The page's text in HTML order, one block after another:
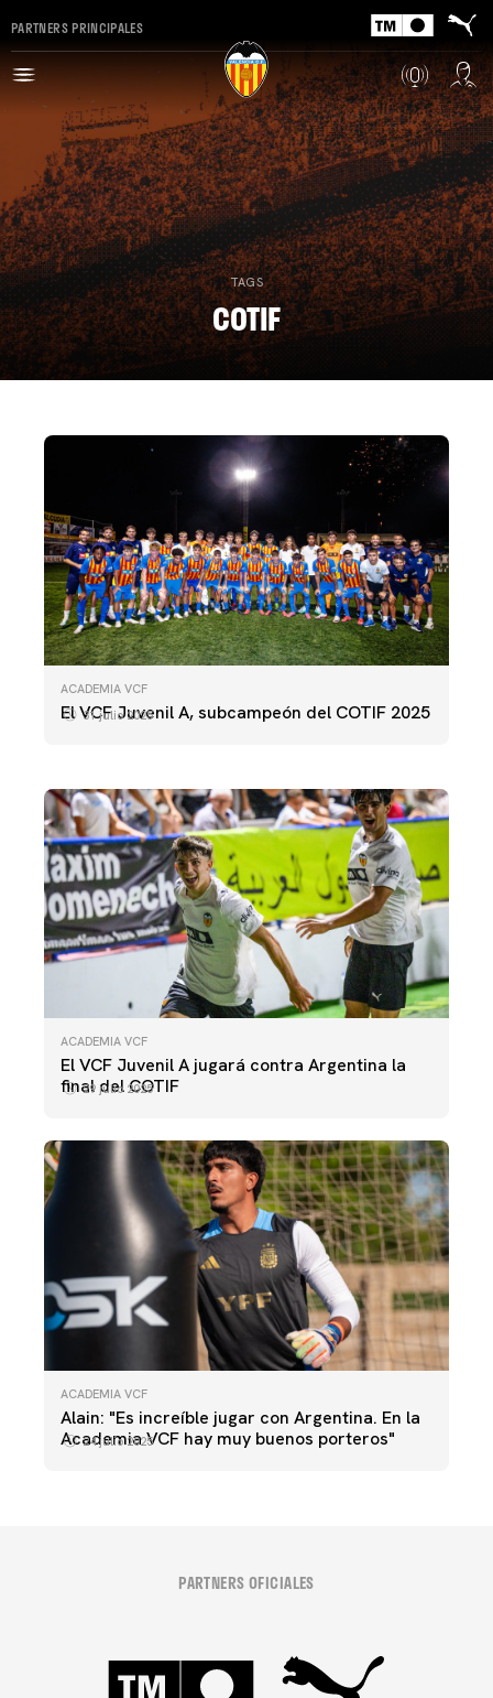
PARTNERS PRINCIPALES
TAGS
COTIF
ACADEMIA VCF
El VCF Juvenil A, subcampeón del COTIF 2025
31 julio 2025
ACADEMIA VCF
VCF Juvenil A - Argentina
ACADEMIA VCF
El VCF Juvenil A jugará contra Argentina la
final del COTIF
29 julio 2025
ACADEMIA VCF
Alain: "Es increíble jugar con Argentina. En la
Academia VCF hay muy buenos porteros"
24 julio 2025
PARTNERS OFICIALES